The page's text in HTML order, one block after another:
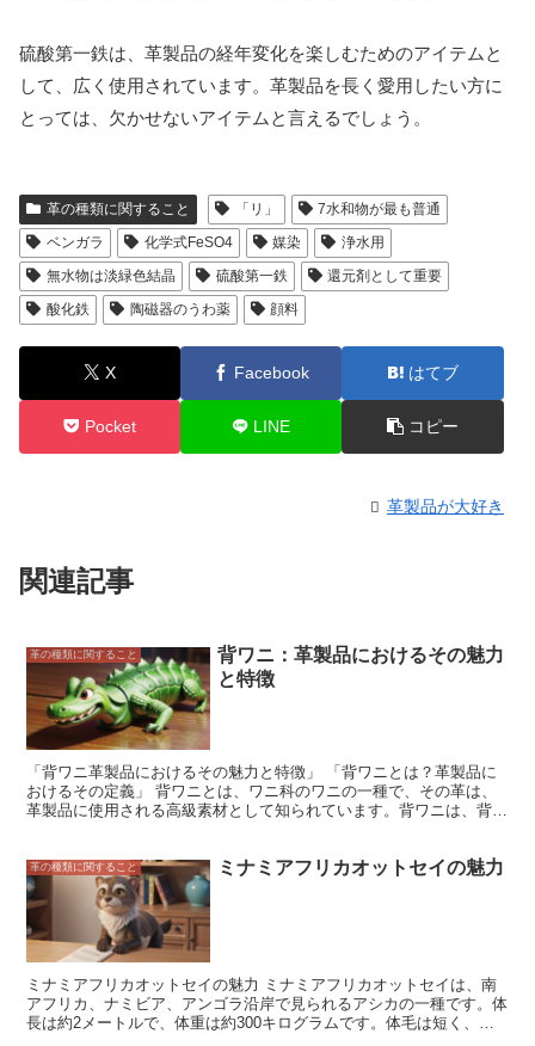
硫酸第一鉄は、革製品の経年変化を楽しむためのアイテムと
して、広く使用されています。革製品を長く愛用したい方に
とっては、欠かせないアイテムと言えるでしょう。
革の種類に関すること 「リ」
7水和物が最も普通
ベンガラ
化学式FeSO4 媒染
浄水用
無水物は淡緑色結晶
硫酸第一鉄
還元剤として重要
酸化鉄
陶磁器のうわ薬 顔料
X Facebook はてブ
Pocket LINE コピー
革製品が大好き
関連記事
革の種類に関すること
背ワニ：革製品におけるその魅力
と特徴
「背ワニ革製品におけるその魅力と特徴」 「背ワニとは？革製品に
おけるその定義」 背ワニとは、ワニ科のワニの一種で、その革は、
革製品に使用される高級素材として知られています。背ワニは、背中
も強いことから、財布、バッグ、靴など、さまざまな革製品に使用さ
れています。また、背ワニの革に使用されるワニは、近年、個体数が
減少しているため、希少価値も高くなっています。
革の種類に関すること ミナミアフリカオットセイの魅力
ミナミアフリカオットセイの魅力 ミナミアフリカオットセイは、南
アフリカ、ナミビア、アンゴラ沿岸で見られるアシカの一種です。体
長は約2メートルで、体重は約300キログラムです。体毛は短く、色